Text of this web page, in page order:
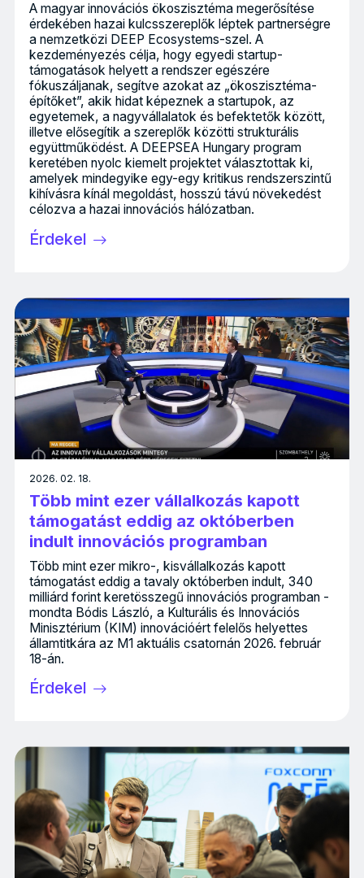
A magyar innovációs ökoszisztéma megerősítése
érdekében hazai kulcsszereplők léptek partnerségre
a nemzetközi DEEP Ecosystems-szel. A
kezdeményezés célja, hogy egyedi startup-
támogatások helyett a rendszer egészére
fókuszáljanak, segítve azokat az „ökoszisztéma-
építőket”, akik hidat képeznek a startupok, az
egyetemek, a nagyvállalatok és befektetők között,
illetve elősegítik a szereplők közötti strukturális
együttműködést. A DEEPSEA Hungary program
keretében nyolc kiemelt projektet választottak ki,
amelyek mindegyike egy-egy kritikus rendszerszintű
kihívásra kínál megoldást, hosszú távú növekedést
célozva a hazai innovációs hálózatban.
Érdekel
2026. 02. 18.
Több mint ezer vállalkozás kapott
támogatást eddig az októberben
indult innovációs programban
Több mint ezer mikro-, kisvállalkozás kapott
támogatást eddig a tavaly októberben indult, 340
milliárd forint keretösszegű innovációs programban -
mondta Bódis László, a Kulturális és Innovációs
Minisztérium (KIM) innovációért felelős helyettes
államtitkára az M1 aktuális csatornán 2026. február
18-án.
Érdekel